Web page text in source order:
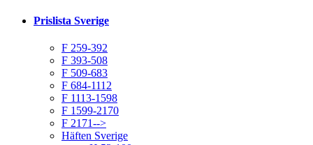
Prislista Sverige
F 259-392
F 393-508
F 509-683
F 684-1112
F 1113-1598
F 1599-2170
F 2171-->
Häften Sverige